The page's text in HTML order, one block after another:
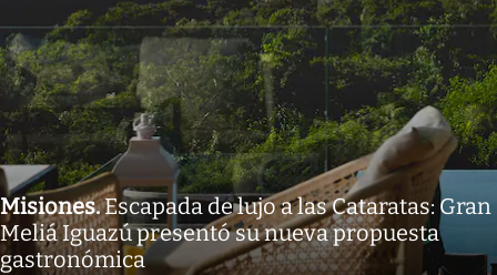
Misiones.Escapada de lujo a las Cataratas: Gran
Meliá Iguazú presentó su nueva propuesta
gastronómica